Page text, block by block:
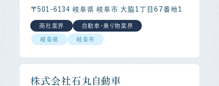
〒501-6134 岐阜県 岐阜市 大脇１丁目６７番地１
商社業界 自動車・乗り物業界
岐阜県 岐阜市
株式会社石丸自動車